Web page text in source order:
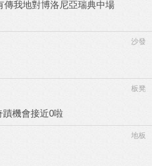
傳我地對博洛尼亞瑞典中場
沙發
板凳
機會接近0啦
地板